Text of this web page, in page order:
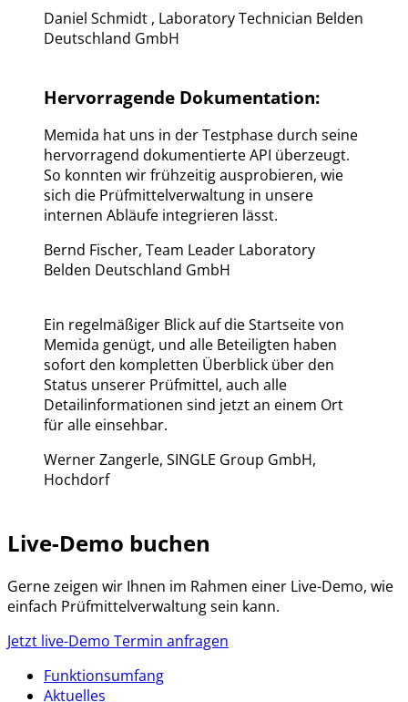
Daniel Schmidt , Laboratory Technician Belden
Deutschland GmbH
Hervorragende Dokumentation:
Memida hat uns in der Testphase durch seine
hervorragend dokumentierte API überzeugt.
So konnten wir frühzeitig ausprobieren, wie
sich die Prüfmittelverwaltung in unsere
internen Abläufe integrieren lässt.
Bernd Fischer, Team Leader Laboratory
Belden Deutschland GmbH
Ein regelmäßiger Blick auf die Startseite von
Memida genügt, und alle Beteiligten haben
sofort den kompletten Überblick über den
Status unserer Prüfmittel, auch alle
Detailinformationen sind jetzt an einem Ort
für alle einsehbar.
Werner Zangerle, SINGLE Group GmbH,
Hochdorf
Live-Demo buchen
Gerne zeigen wir Ihnen im Rahmen einer Live-Demo, wie
einfach Prüfmittelverwaltung sein kann.
Jetzt live-Demo Termin anfragen
Funktions­umfang
Aktuelles